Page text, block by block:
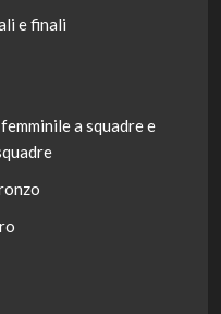
e finali
a squadre e